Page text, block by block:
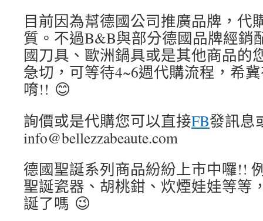
目前因為幫德國公司推廣品牌，代
質。不過B&B與部分德國品牌經銷
國刀具、歐洲鍋具或是其他商品的
急切，可等待4~6週代購流程，希
唷!! 😊
詢價或是代購您可以直接FB發訊息
info@bellezzabeaute.com
德國聖誕系列商品紛紛上市中囉!!
聖誕瓷器、胡桃鉗、炊煙娃娃等等
誕了嗎 😉